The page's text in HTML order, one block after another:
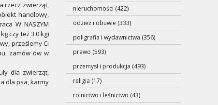
rzecz zwierząt,
handlowy,
W NASZYM
czy też 3.0 kg)
prześlemy Ci
zamów ów w
dla zwierząt,
dla psa, karmy
nieruchomości (422)
odzież i obuwie (333)
poligrafia i wydawnictwa (356)
prawo (593)
przemysł i produkcja (493)
religia (17)
rolnictwo i leśnictwo (43)